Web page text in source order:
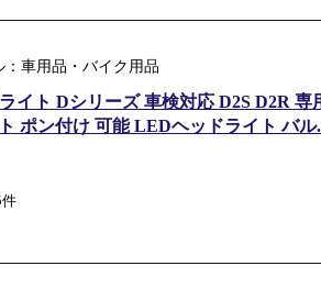
車用品・バイク用品
イト Dシリーズ 車検対応 D2S D2R 専
ポン付け 可能 LEDヘッドライト バル